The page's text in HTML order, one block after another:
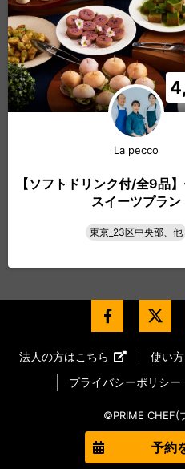
予約
La pecco
【ソフトドリンク付/全9品
スイーツプラン
東京_23区中央部、他
法人の方はこちら 使い方
プライバシーポリシー
©PRIME CHEF(